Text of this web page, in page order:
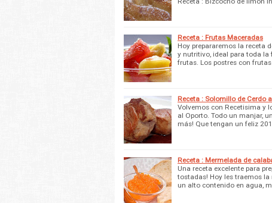
Receta : Frutas Maceradas
Hoy prepararemos la receta
y nutritivo, ideal para toda
frutas. Los postres con frutas
Receta : Solomillo de Cerdo
Volvemos con Recetisima y
al Oporto. Todo un manjar,
más! Que tengan un feliz
Receta : Mermelada de
Una receta excelente para
tostadas! Hoy les traemos la
un alto contenido en agua,